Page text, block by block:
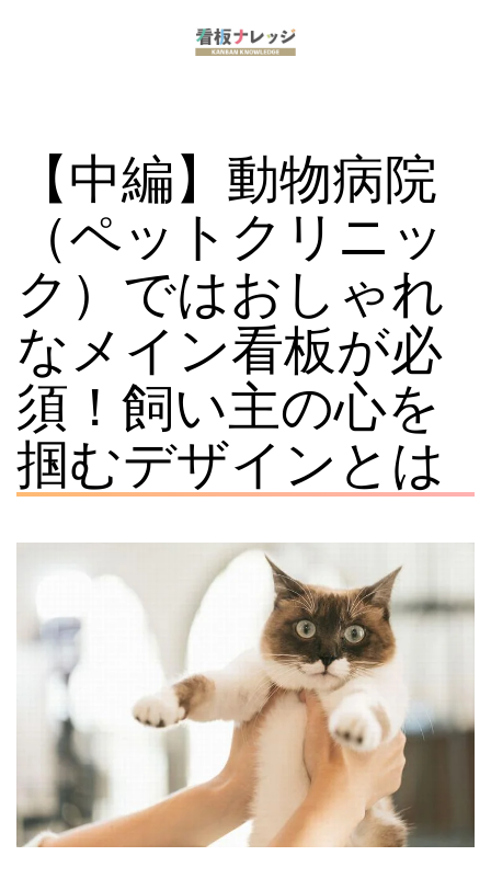
ジ
【中編】動物病院
（ペットクリニッ
ク）ではおしゃれ
なメイン看板が必
須！飼い主の心を
掴むデザインとは